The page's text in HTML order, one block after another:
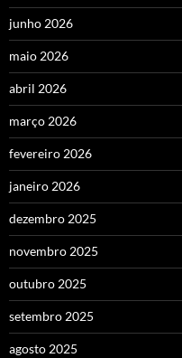
junho 2026
maio 2026
abril 2026
março 2026
fevereiro 2026
janeiro 2026
dezembro 2025
novembro 2025
outubro 2025
setembro 2025
agosto 2025